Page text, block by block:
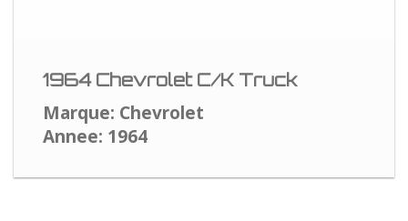
1964 Chevrolet C/K Truck
Marque: Chevrolet
Annee: 1964